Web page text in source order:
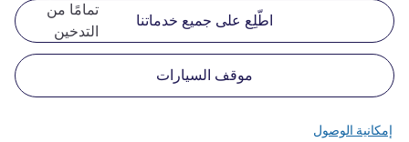
تمامًا من
التدخين
اطّلِع على جميع خدماتنا
موقف السيارات
إمكانية الوصول